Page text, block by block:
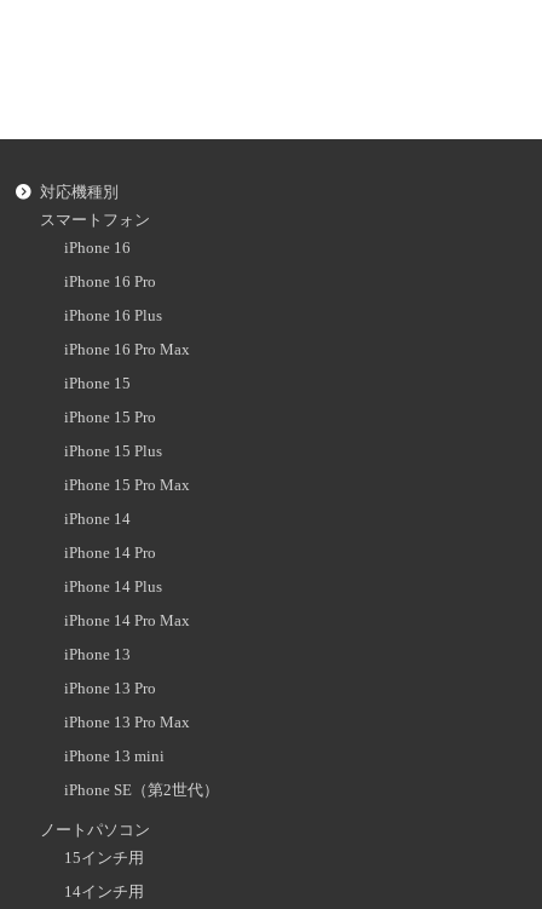
対応機種別
スマートフォン
iPhone 16
iPhone 16 Pro
iPhone 16 Plus
iPhone 16 Pro Max
iPhone 15
iPhone 15 Pro
iPhone 15 Plus
iPhone 15 Pro Max
iPhone 14
iPhone 14 Pro
iPhone 14 Plus
iPhone 14 Pro Max
iPhone 13
iPhone 13 Pro
iPhone 13 Pro Max
iPhone 13 mini
iPhone SE（第2世代）
ノートパソコン
15インチ用
14インチ用